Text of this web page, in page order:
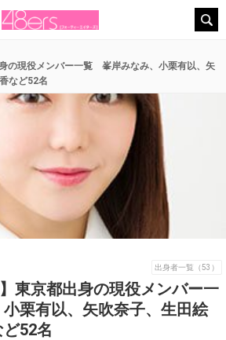
の現役メンバー一覧 峯岸みなみ、小栗有以、矢
など52名
出身者一覧（53）
】東京都出身の現役メンバー一
栗有以、矢吹奈子、生田絵
52名